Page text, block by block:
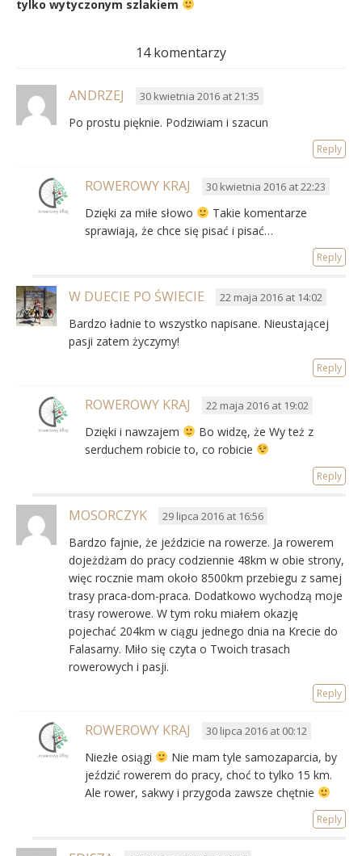
tylko wytyczonym szlakiem
14 komentarzy
ANDRZEJ 30 kwietnia 2016 at 21:35
Po prostu pięknie. Podziwiam i szacun
Reply
ROWEROWY KRAJ 30 kwietnia 2016 at 22:23
Dzięki za miłe słowo
Takie komentarze
sprawiają, że chce się pisać i pisać…
Reply
W DUECIE PO ŚWIECIE 22 maja 2016 at 14:02
Bardzo ładnie to wszystko napisane. Nieustającej
pasji zatem życzymy!
Reply
ROWEROWY KRAJ 22 maja 2016 at 19:02
Dzięki i nawzajem
Bo widzę, że Wy też z
serduchem robicie to, co robicie
Reply
MOSORCZYK 29 lipca 2016 at 16:56
Bardzo fajnie, że jeździcie na rowerze. Ja rowerem
dojeżdżam do pracy codziennie 48km w obie strony,
więc rocznie mam około 8500km przebiegu z samej
trasy praca-dom-praca. Dodatkowo wychodzą moje
trasy rowerowe. W tym roku miałem okazję
pojechać 204km w ciągu jednego dnia na Krecie do
Falasarny. Miło się czyta o Twoich trasach
rowerowych i pasji.
Reply
ROWEROWY KRAJ 30 lipca 2016 at 00:12
Niezłe osiągi
Nie mam tyle samozaparcia, by
jeździć rowerem do pracy, choć to tylko 15 km.
Ale rower, sakwy i przygoda zawsze chętnie
Reply